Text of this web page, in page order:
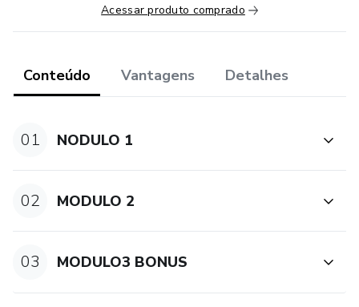
Acessar produto comprado
Conteúdo Vantagens Detalhes
01 NODULO 1
02 MODULO 2
03 MODULO3 BONUS